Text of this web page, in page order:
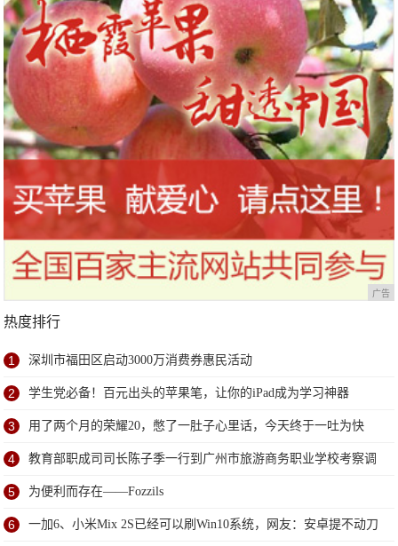
广告
热度排行
1 深圳市福田区启动3000万消费券惠民活动
2 学生党必备！百元出头的苹果笔，让你的iPad成为学习神器
3 用了两个月的荣耀20，憋了一肚子心里话，今天终于一吐为快
4 教育部职成司司长陈子季一行到广州市旅游商务职业学校考察调
研
5 为便利而存在——Fozzils
6 一加6、小米Mix 2S已经可以刷Win10系统，网友：安卓提不动刀